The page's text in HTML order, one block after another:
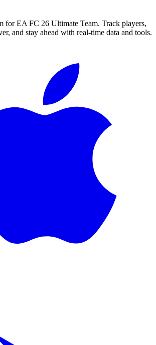
for EA FC 26 Ultimate Team. Track players,
and stay ahead with real-time data and tools.